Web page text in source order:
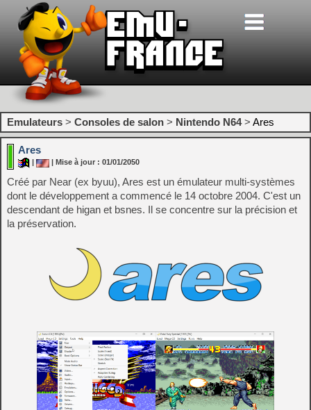
Emulateurs > Consoles de salon > Nintendo N64> Ares
Ares
| Mise à jour : 01/01/2050
Créé par Near (ex byuu), Ares est un émulateur multi-systèmes
dont le développement a commencé le 14 octobre 2004. C'est un
descendant de higan et bsnes. Il se concentre sur la précision et
la préservation.